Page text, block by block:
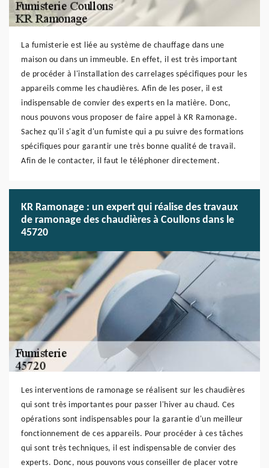
La fumisterie est liée au système de chauffage dans une
maison ou dans un immeuble. En effet, il est très important
de procéder à l'installation des carrelages spécifiques pour les
appareils comme les chaudières. Afin de les poser, il est
indispensable de convier des experts en la matière. Donc,
nous pouvons vous proposer de faire appel à KR Ramonage.
Sachez qu'il s'agit d'un fumiste qui a pu suivre des formations
spécifiques pour garantir une très bonne qualité de travail.
Afin de le contacter, il faut le téléphoner directement.
KR Ramonage : un expert qui réalise des travaux
de ramonage des chaudières à Coullons dans le
45720
Les interventions de ramonage se réalisent sur les chaudières
qui sont très importantes pour passer l'hiver au chaud. Ces
opérations sont indispensables pour la garantie d'un meilleur
fonctionnement de ces appareils. Pour procéder à ces tâches
qui sont très techniques, il est indispensable de convier des
experts. Donc, nous pouvons vous conseiller de placer votre